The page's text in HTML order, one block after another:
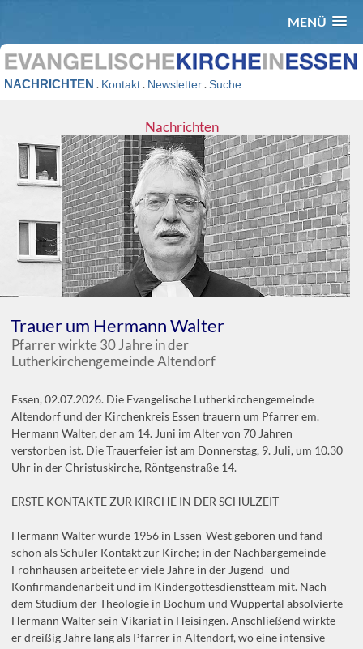
MENÜ
NACHRICHTEN . Kontakt. Newsletter.Suche
Nachrichten
Trauer um Hermann Walter
Pfarrer wirkte 30 Jahre in der
Lutherkirchengemeinde Altendorf
Essen, 02.07.2026. Die Evangelische Lutherkirchengemeinde
Altendorf und der Kirchenkreis Essen trauern um Pfarrer em.
Hermann Walter, der am 14. Juni im Alter von 70 Jahren
verstorben ist. Die Trauerfeier ist am Donnerstag, 9. Juli, um 10.30
Uhr in der Christuskirche, Röntgenstraße 14.
ERSTE KONTAKTE ZUR KIRCHE IN DER SCHULZEIT
Hermann Walter wurde 1956 in Essen-West geboren und fand
schon als Schüler Kontakt zur Kirche; in der Nachbargemeinde
Frohnhausen arbeitete er viele Jahre in der Jugend- und
Konfirmandenarbeit und im Kindergottesdienstteam mit. Nach
dem Studium der Theologie in Bochum und Wuppertal absolvierte
Hermann Walter sein Vikariat in Heisingen. Anschließend wirkte
er dreißig Jahre lang als Pfarrer in Altendorf, wo eine intensive